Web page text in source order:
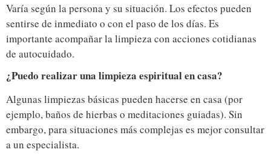
Varía según la persona y su situación. Los efectos pueden
sentirse de inmediato o con el paso de los días. Es
importante acompañar la limpieza con acciones cotidianas
de autocuidado.
¿Puedo realizar una limpieza espiritual en casa?
Algunas limpiezas básicas pueden hacerse en casa (por
ejemplo, baños de hierbas o meditaciones guiadas). Sin
embargo, para situaciones más complejas es mejor consultar
a un especialista.